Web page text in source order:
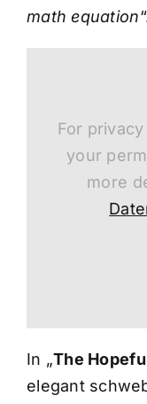
math еquation
For
your
more
In „The
elegant